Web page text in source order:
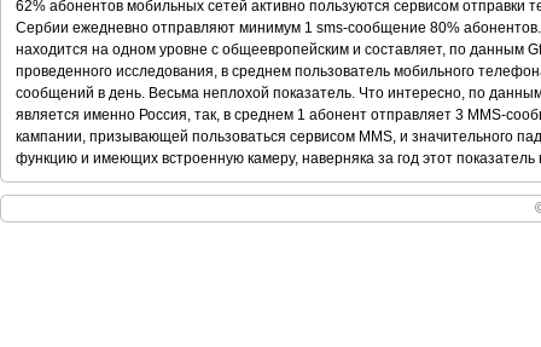
62% абонентов мобильных сетей активно пользуются сервисом отправки
Сербии ежедневно отправляют минимум 1 sms-сообщение 80% абонентов.
находится на одном уровне с общеевропейским и составляет, по данным
проведенного исследования, в среднем пользователь мобильного
сообщений в день. Весьма неплохой показатель. Что интересно, по
является именно Россия, так, в среднем 1 абонент отправляет 3 MMS-
кампании, призывающей пользоваться сервисом MMS, и значительного
функцию и имеющих встроенную камеру, наверняка за год этот